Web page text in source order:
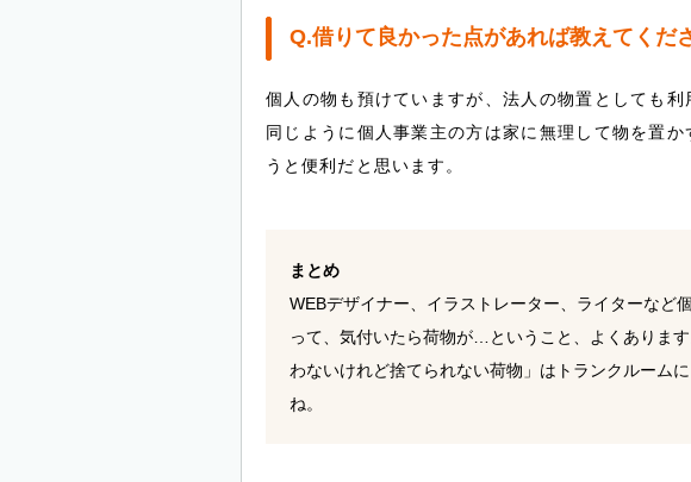
Q.借りて良かった点があれば教えてくだ
個人の物も預けていますが、法人の物置としても
同じように個人事業主の方は家に無理して物を置
うと便利だと思います。
まとめ
WEBデザイナー、イラストレーター、ライターなど
って、気付いたら荷物が…ということ、よくありま
わないけれど捨てられない荷物」はトランクルーム
ね。